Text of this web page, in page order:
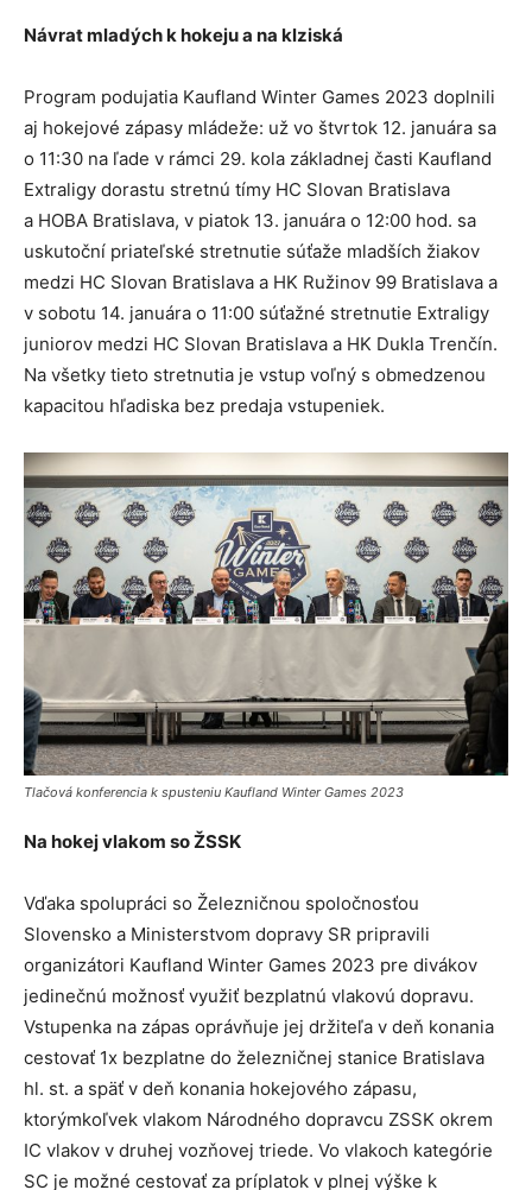
Návrat mladých k hokeju a na klziská
Program podujatia Kaufland Winter Games 2023 doplnili
aj hokejové zápasy mládeže: už vo štvrtok 12. januára sa
o 11:30 na ľade v rámci 29. kola základnej časti Kaufland
Extraligy dorastu stretnú tímy HC Slovan Bratislava
a HOBA Bratislava, v piatok 13. januára o 12:00 hod. sa
uskutoční priateľské stretnutie súťaže mladších žiakov
medzi HC Slovan Bratislava a HK Ružinov 99 Bratislava a
v sobotu 14. januára o 11:00 súťažné stretnutie Extraligy
juniorov medzi HC Slovan Bratislava a HK Dukla Trenčín.
Na všetky tieto stretnutia je vstup voľný s obmedzenou
kapacitou hľadiska bez predaja vstupeniek.
Tlačová konferencia k spusteniu Kaufland Winter Games 2023
Na hokej vlakom so ŽSSK
Vďaka spolupráci so Železničnou spoločnosťou
Slovensko a Ministerstvom dopravy SR pripravili
organizátori Kaufland Winter Games 2023 pre divákov
jedinečnú možnosť využiť bezplatnú vlakovú dopravu.
Vstupenka na zápas oprávňuje jej držiteľa v deň konania
cestovať 1x bezplatne do železničnej stanice Bratislava
hl. st. a späť v deň konania hokejového zápasu,
ktorýmkoľvek vlakom Národného dopravcu ZSSK okrem
IC vlakov v druhej vozňovej triede. Vo vlakoch kategórie
SC je možné cestovať za príplatok v plnej výške k